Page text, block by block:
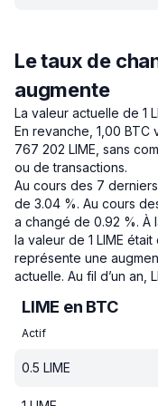
Le taux de
augmente
La valeur actuelle de 1
En revanche, 1,00
767 202 LIME, sans
ou de transactions.
Au cours des 7
de 3.04 %. Au cours
a changé de 0.92 %. À
la valeur de 1 LIME
représente une
actuelle. Au fil d’un an,
LIME en BTC
Actif
0.5 LIME